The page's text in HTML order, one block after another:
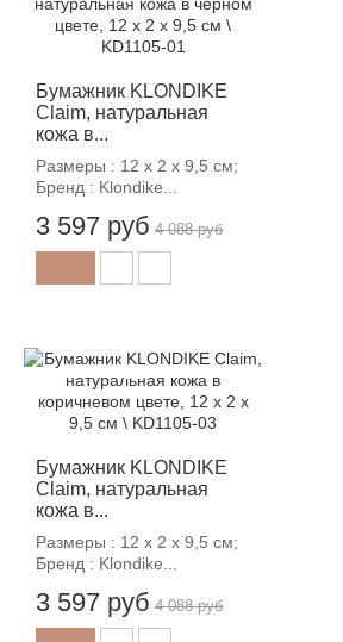
Бумажник KLONDIKE
Claim, натуральная
кожа в...
Размеры : 12 х 2 х 9,5 см;
Бренд : Klondike...
3 597 руб 4 088 руб
Бумажник KLONDIKE
Claim, натуральная
кожа в...
Размеры : 12 х 2 х 9,5 см;
Бренд : Klondike...
3 597 руб 4 088 руб